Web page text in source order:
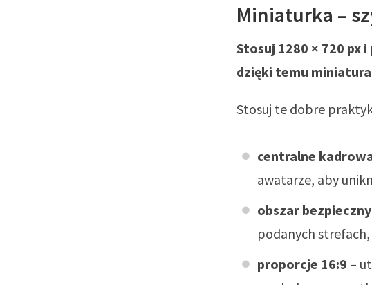
Miniaturka –
Stosuj 1280 × 720 px
dzięki temu
Stosuj te dobre
centralne
awatarze, aby
obszar bezpieczny
podanych strefach,
proporcje 16:9 –